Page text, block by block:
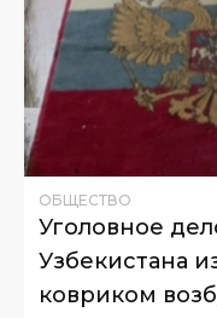
ОБЩЕСТВО
Уголовное
Узбекистана
ковриком